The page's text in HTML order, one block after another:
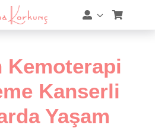
Kemoterapi
Kanserli
Yaşam